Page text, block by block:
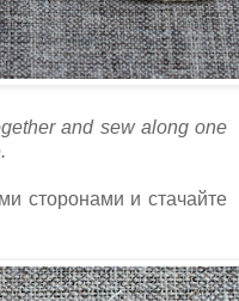
and sew along one
сторонами и стачайте